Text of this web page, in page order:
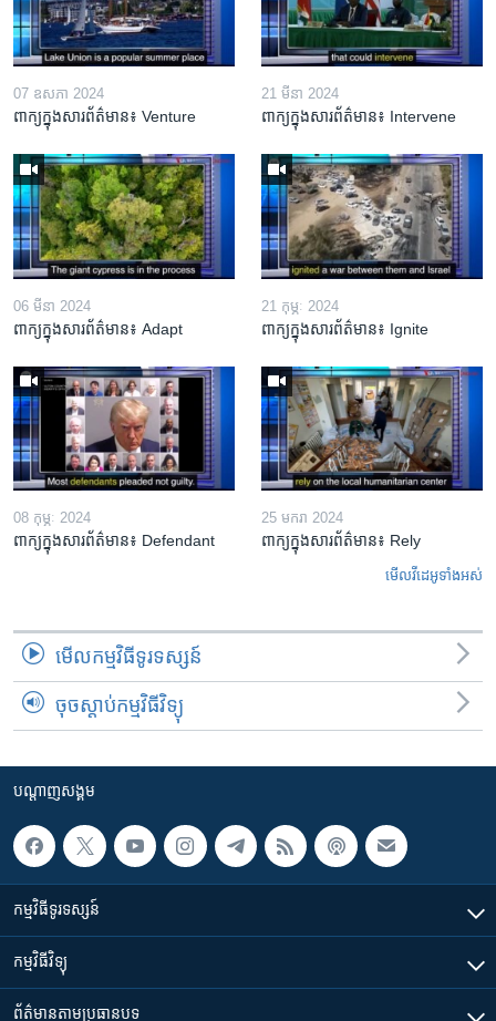
07 ឧសភា 2024
ពាក្យក្នុងសារព័ត៌មាន៖ Venture
21 មីនា 2024
ពាក្យក្នុងសារព័ត៌មាន៖ Intervene
06 មីនា 2024
ពាក្យក្នុងសារព័ត៌មាន៖ Adapt
21 កុម្ភៈ 2024
ពាក្យក្នុងសារព័ត៌មាន៖ Ignite
08 កុម្ភៈ 2024
ពាក្យក្នុងសារព័ត៌មាន៖ Defendant
25 មករា 2024
ពាក្យក្នុងសារព័ត៌មាន៖ Rely
មើល​វីដេអូ​ទាំង​អស់
មើល​កម្មវិធី​ទូរទស្សន៍
ចុចស្តាប់កម្មវិធីវិទ្យុ
បណ្តាញ​សង្គម
កម្មវិធី​ទូរទស្សន៍
កម្មវិធី​វិទ្យុ
ព័ត៌មាន​តាមប្រធានបទ​